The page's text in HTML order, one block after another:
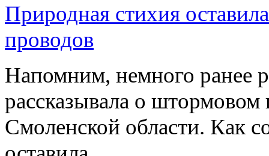
Природная стихия
проводов
Напомним, немного ранее
рассказывала о
Смоленской области. Как